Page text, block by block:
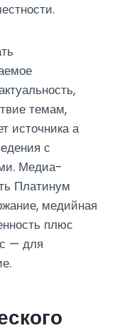
темам,
источника а
с
Медиа-
Платинум
медийная
плюс
— для